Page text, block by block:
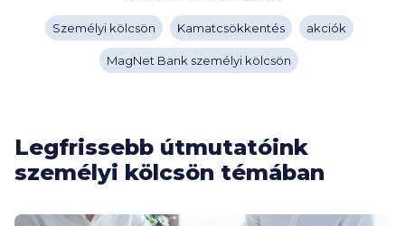
Személyi kölcsön Kamatcsökkentés akciók
MagNet Bank személyi kölcsön
Legfrissebb útmutatóink
személyi kölcsön témában